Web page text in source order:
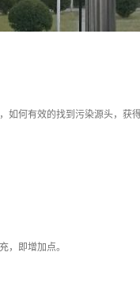
如何有效的找到污染源头，
，即增加点。